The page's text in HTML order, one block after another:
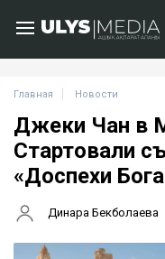
Главная Новости
Джеки Чан в
Стартовали
«Доспехи
Динара Бекболаева